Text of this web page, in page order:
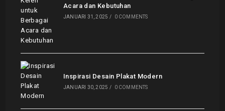
Acara dan Kebutuhan
JANUARI 31, 2025 / 0 COMMENTS
Inspirasi Desain Plakat Modern
JANUARI 30, 2025 / 0 COMMENTS